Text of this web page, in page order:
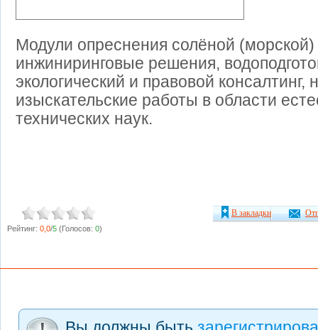
Модули опреснения солёной
инжиниринговые решения,
экологический и правовой консалтинг,
изыскательские работы в области
технических наук.
Рейтинг: 0,0/5 (Голосов: 0)
В закладки